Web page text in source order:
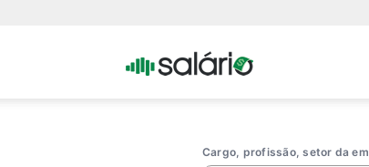
Portal
Cargo, profissão, setor da